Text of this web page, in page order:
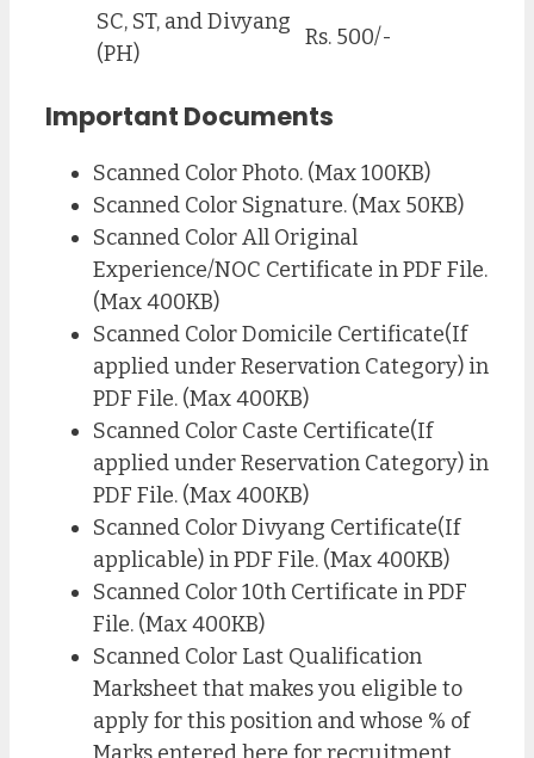
SC, ST, and Divyang
(PH)
Rs. 500/-
Important Documents
Scanned Color Photo. (Max 100KB)
Scanned Color Signature. (Max 50KB)
Scanned Color All Original
Experience/NOC Certificate in PDF File.
(Max 400KB)
Scanned Color Domicile Certificate(If
applied under Reservation Category) in
PDF File. (Max 400KB)
Scanned Color Caste Certificate(If
applied under Reservation Category) in
PDF File. (Max 400KB)
Scanned Color Divyang Certificate(If
applicable) in PDF File. (Max 400KB)
Scanned Color 10th Certificate in PDF
File. (Max 400KB)
Scanned Color Last Qualification
Marksheet that makes you eligible to
apply for this position and whose % of